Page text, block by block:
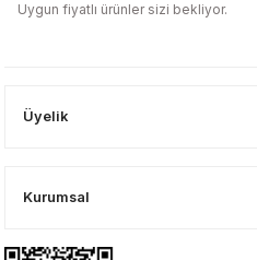
Uygun fiyatlı ürünler sizi bekliyor.
Üyelik
Kurumsal